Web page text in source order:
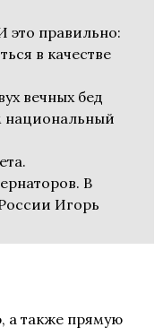
это правильно:
в качестве
вечных бед
национальный
В
Игорь
а также прямую